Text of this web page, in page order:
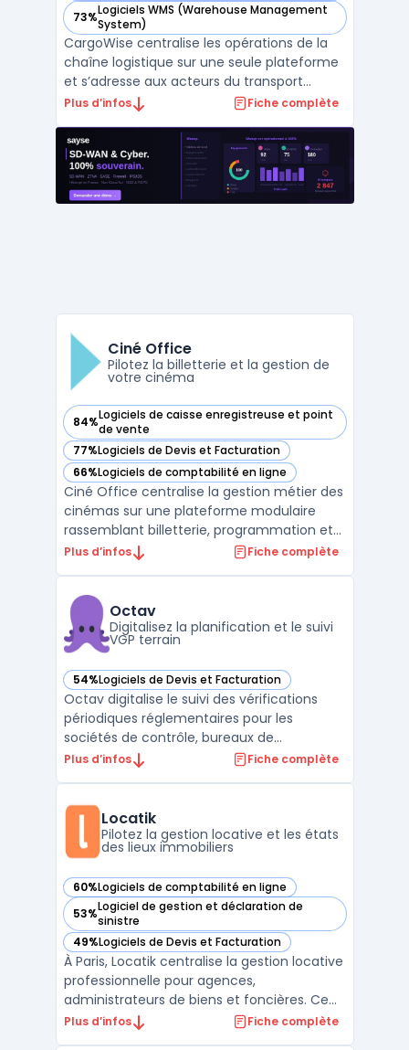
73%Logiciels WMS (Warehouse Management
System)
— voir CargoWise dans cette catégorie
CargoWise centralise les opérations de la
chaîne logistique sur une seule plateforme
et s’adresse aux acteurs du transport
international. Dans un contexte où la
réglementations et le suivi des expéditions
exigent une coordination, CargoWise relie
les différents do ...
Plus d’infos Fiche complète
Ciné Office
Pilotez la billetterie et la gestion de
votre cinéma
84%Logiciels de caisse enregistreuse et point
de vente
— voir Ciné Office dans cette catégorie
77%Logiciels de Devis et Facturation
— voir Ciné Office dans cette catégorie
66%Logiciels de comptabilité en ligne
— voir Ciné Office dans cette catégorie
Ciné Office centralise la gestion métier des
cinémas sur une plateforme modulaire
rassemblant billetterie, programmation et
opérations courantes. Les exploitants
soient uniques ou réparties sur plusieurs
sites de ...
Plus d’infos Fiche complète
Octav
Digitalisez la planification et le suivi
VGP terrain
54%Logiciels de Devis et Facturation
— voir Octav dans cette catégorie
Octav digitalise le suivi des vérifications
périodiques réglementaires pour les
sociétés de contrôle, bureaux de
vérification et équipes sécurité ou
soumis à la VGP : levage, extinction
incendie, équipements de protection i ...
Plus d’infos Fiche complète
Locatik
Pilotez la gestion locative et les états
des lieux immobiliers
60%Logiciels de comptabilité en ligne
— voir Locatik dans cette catégorie
53%Logiciel de gestion et déclaration de
sinistre
— voir Locatik dans cette catégorie
49%Logiciels de Devis et Facturation
— voir Locatik dans cette catégorie
À Paris, Locatik centralise la gestion locative
professionnelle pour agences,
administrateurs de biens et foncières. Ce
logiciel connecte chaque acteur du
Plus d’infos Fiche complète